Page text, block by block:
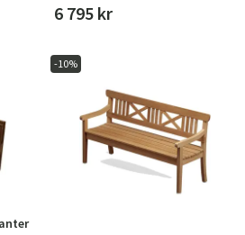
6 795 kr
-10%